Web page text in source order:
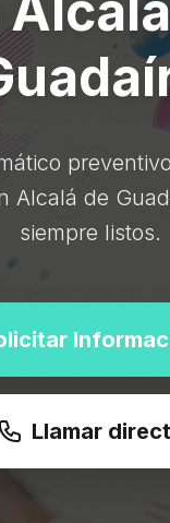
Alcalá de
siempre listos.
Llamar